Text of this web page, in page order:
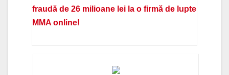
fraudă de 26 milioane lei la o firmă de lupte
MMA online!